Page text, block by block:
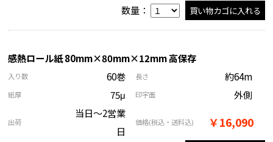
数量：
感熱ロール紙 80mm×80mm×12mm 高保存
入り数 60巻 長さ 約64m
紙厚 75μ 印字面 外側
出荷
当日～2営業
日
価格(税込・送料込) ￥16,090